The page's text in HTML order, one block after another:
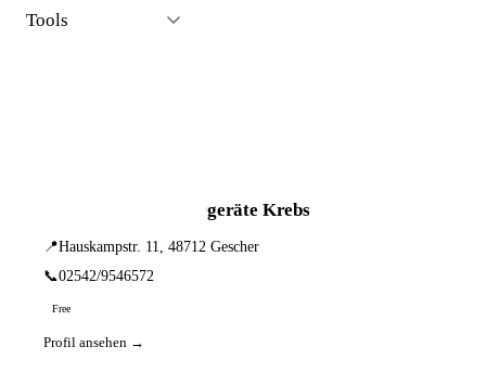
Tools
Benjamin Krebs Hörgeräte Krebs
📍Hauskampstr. 11, 48712 Gescher
📞02542/9546572
Free
Profil ansehen →